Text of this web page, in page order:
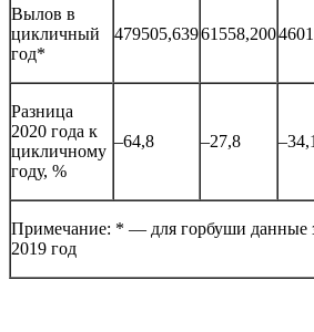
Вылов в
цикличный
год*
479505,63961558,200
Разница
2020 года к
цикличному
году, %
–64,8 –27,8 –34,1
Примечание: * — для горбуши данные
2019 год